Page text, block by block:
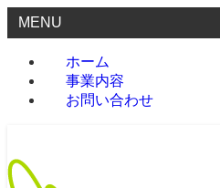
MENU
ホーム
事業内容
お問い合わせ